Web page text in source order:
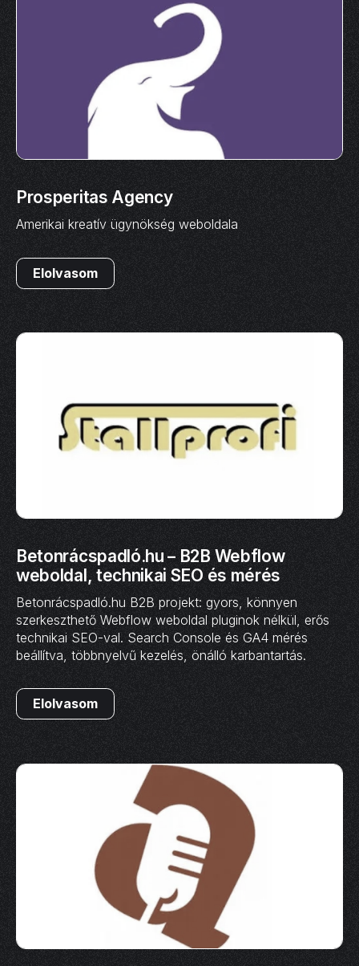
Prosperitas Agency
Amerikai kreatív ügynökség weboldala
Elolvasom
Betonrácspadló.hu – B2B Webflow
weboldal, technikai SEO és mérés
Betonrácspadló.hu B2B projekt: gyors, könnyen
szerkeszthető Webflow weboldal pluginok nélkül, erős
technikai SEO-val. Search Console és GA4 mérés
beállítva, többnyelvű kezelés, önálló karbantartás.
Elolvasom